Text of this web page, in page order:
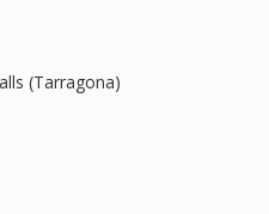
(Tarragona)